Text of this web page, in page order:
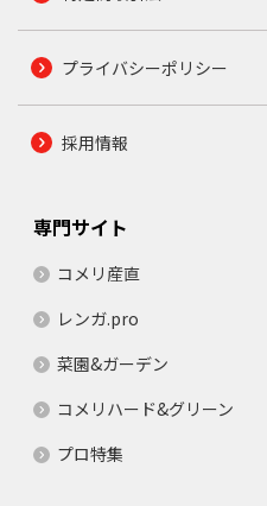
プライバシーポリシー
採用情報
専門サイト
コメリ産直
レンガ.pro
菜園&ガーデン
コメリハード&グリーン
プロ特集